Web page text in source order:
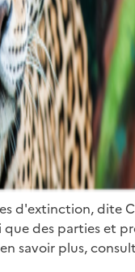
d'extinction, dite
des parties et
savoir plus,